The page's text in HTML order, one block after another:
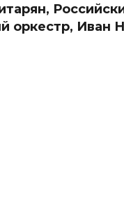
оркестр, Иван